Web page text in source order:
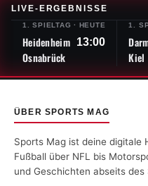
LIVE-ERGEBNISSE
1. SPIELTAG · HEUTE
Heidenheim 13:00
Osnabrück
1.
Kiel
ÜBER SPORTS MAG
Sports Mag ist deine
Fußball über NFL bis
und Geschichten abseits des